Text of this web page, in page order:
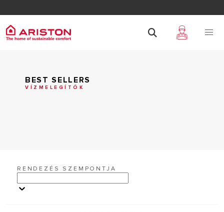
BEST SELLERS
VÍZMELEGÍTŐK
RENDEZÉS SZEMPONTJA